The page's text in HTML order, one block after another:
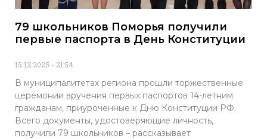
79 школьников Поморья получили
первые паспорта в День Конституции
15.12.2025 21:54
В муниципалитетах региона прошли торжественные
церемонии вручения первых паспортов 14-летним
гражданам, приуроченные к Дню Конституции РФ.
Всего документы, удостоверяющие личность,
получили 79 школьников – рассказывает